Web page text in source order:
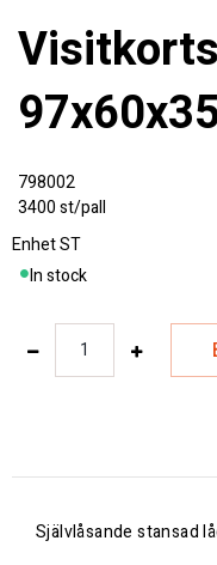
Visitkortslåda
798002
3400 st/pall
EnhetST
In stock
Självlåsande stansad